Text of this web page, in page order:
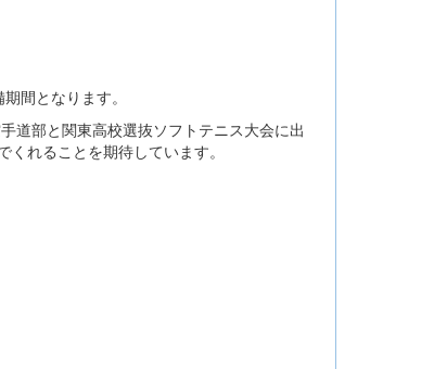
間となります。
道部と関東高校選抜ソフトテニス大会に出
れることを期待しています。